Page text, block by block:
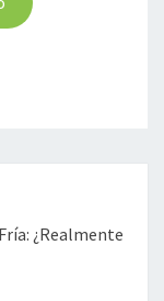
¿realmente